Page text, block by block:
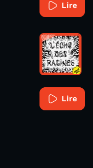
Lire
Lire